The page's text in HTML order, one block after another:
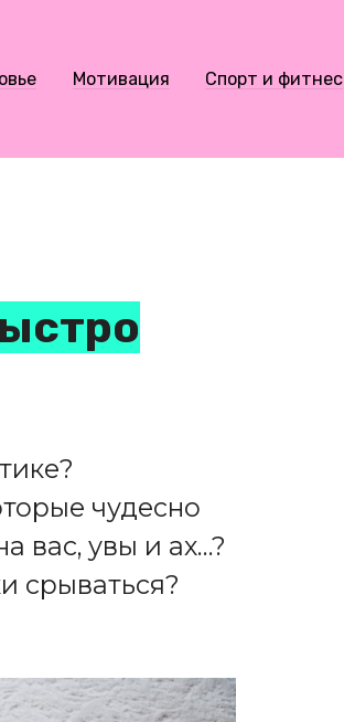
Мотивация Спорт и фитнес
чудесно
вас, увы и ах…?
срываться?